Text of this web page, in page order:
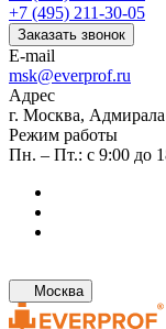
+7 (495) 211-30-05
Заказать звонок
E-mail
msk@everprof.ru
Адрес
г. Москва,
Режим работы
Пн. – Пт.: с 9:00 до
Москва